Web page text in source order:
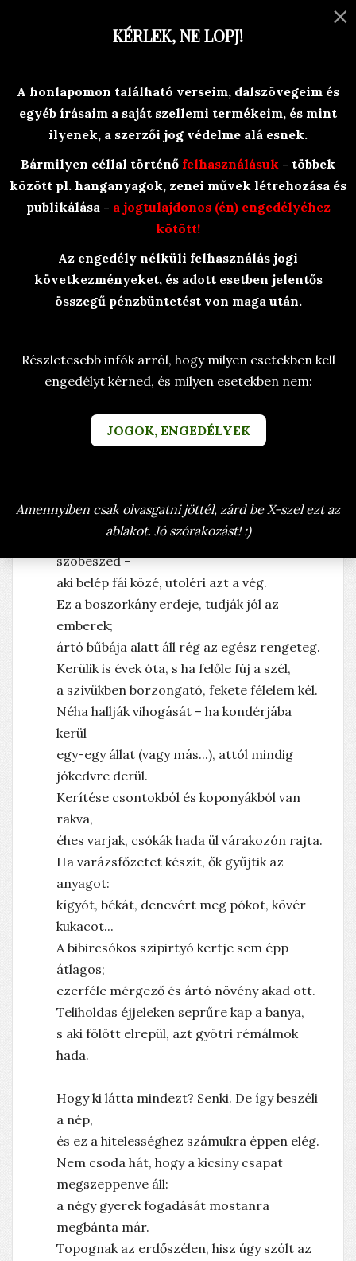
valóság-ok
Branyiczky Rita
×
KÉRLEK, NE LOPJ!
A honlapomon található verseim, dalszövegeim és
egyéb írásaim a saját szellemi termékeim, és mint
ilyenek, a szerzői jog védelme alá esnek.
Bármilyen céllal történő felhasználásuk - többek
között pl. hanganyagok, zenei művek létrehozása és
publikálása - a jogtulajdonos (én) engedélyéhez
kötött!
Az engedély nélküli felhasználás jogi
következményeket, és adott esetben jelentős
összegű pénzbüntetést von maga után.
Részletesebb infók arról, hogy milyen esetekben kell
engedélyt kérned, és milyen esetekben nem:
JOGOK, ENGEDÉLYEK
Amennyiben csak olvasgatni jöttél, zárd be X-szel ezt az
ablakot. Jó szórakozást! :)
BraRit Irkái Olvasósarok
Hosszú rímek
A boszorkány erdejében
VERSEK
TUDOMÁNYTALAN VERSEK
KÉSZÜLT: 2008. MÁRCIUS 02. VASÁRNAP
ÍRTA: BRANYICZKY RITA (BRARIT)
Sötét, komor, gonosz erdő, úgy mondja a
szóbeszéd –
aki belép fái közé, utoléri azt a vég.
Ez a boszorkány erdeje, tudják jól az
emberek;
ártó bűbája alatt áll rég az egész rengeteg.
Kerülik is évek óta, s ha felőle fúj a szél,
a szívükben borzongató, fekete félelem kél.
Néha hallják vihogását – ha kondérjába
kerül
egy-egy állat (vagy más...), attól mindig
jókedvre derül.
Kerítése csontokból és koponyákból van
rakva,
éhes varjak, csókák hada ül várakozón rajta.
Ha varázsfőzetet készít, ők gyűjtik az
anyagot:
kígyót, békát, denevért meg pókot, kövér
kukacot...
A bibircsókos szipirtyó kertje sem épp
átlagos;
ezerféle mérgező és ártó növény akad ott.
Teliholdas éjjeleken seprűre kap a banya,
s aki fölött elrepül, azt gyötri rémálmok
hada.
Hogy ki látta mindezt? Senki. De így beszéli
a nép,
és ez a hitelességhez számukra éppen elég.
Nem csoda hát, hogy a kicsiny csapat
megszeppenve áll:
a négy gyerek fogadását mostanra
megbánta már.
Topognak az erdőszélen, hisz úgy szólt az